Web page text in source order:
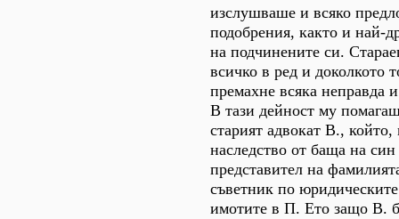
изслушваше и всяко
подобрения, както и най-
на подчинените си.
всичко в ред и доколкото
премахне всяка неправда
В тази дейност му
старият адвокат В.,
наследство от баща на син
представител на
съветник по
имотите в П. Ето защо В.